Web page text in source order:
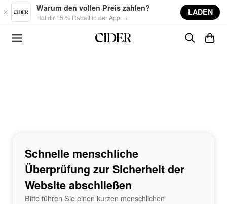
Skip to main content
Warum den vollen Preis zahlen?
Hol dir 15 % Rabatt in der App →
LADEN
Schnelle menschliche
Überprüfung zur Sicherheit der
Website abschließen
Bitte führen Sie einen kurzen menschlichen